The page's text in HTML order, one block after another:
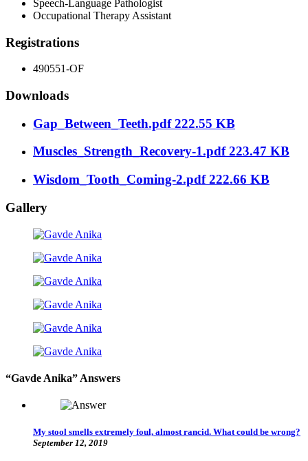
Speech-Language Pathologist
Occupational Therapy Assistant
Registrations
490551-OF
Downloads
Gap_Between_Teeth.pdf222.55 KB
Muscles_Strength_Recovery-1.pdf223.47 KB
Wisdom_Tooth_Coming-2.pdf222.66 KB
Gallery
“Gavde Anika” Answers
My stool smells extremely foul, almost rancid. What could be wrong?
September 12, 2019